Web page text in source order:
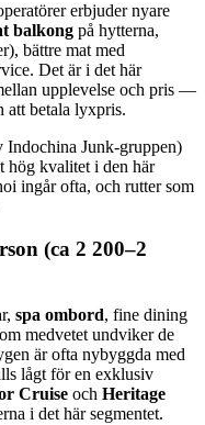
erbjuder nyare
balkong på hytterna,
bättre mat med
Det är i det här
upplevelse och pris —
att betala lyxpris.
Indochina Junk-gruppen)
hög kvalitet i den här
ingår ofta, och rutter som
(ca 2 200–2
spa ombord, fine dining
medvetet undviker de
är ofta nybyggda med
lågt för en exklusiv
Cruise och Heritage
i det här segmentet.